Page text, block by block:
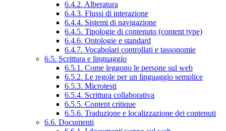
6.4.2. Alberatura
6.4.3. Flussi di interazione
6.4.4. Sistemi di navigazione
6.4.5. Tipologie di contenuto (content type)
6.4.6. Ontologie e standard
6.4.7. Vocabolari controllati e tassonomie
6.5. Scrittura e linguaggio
6.5.1. Come leggono le persone sul web
6.5.2. Le regole per un linguaggio semplice
6.5.3. Microtesti
6.5.4. Scrittura collaborativa
6.5.5. Content critique
6.5.6. Traduzione e localizzazione dei contenuti
6.6. Documenti